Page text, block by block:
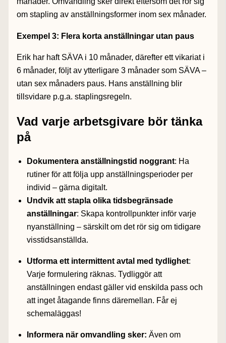
om stapling av anställningsformer inom sex månader.
Exempel 3: Flera korta anställningar utan paus
Erik har haft SÄVAi 10 månader, därefter ett vikariat i
6 månader, följt av ytterligare 3 månader som SÄVA–
utan sex månaders paus. Hans anställning blir
tillsvidare p.g.a. staplingsregeln.
Vad varje arbetsgivare bör tänka
på
Dokumentera anställningstid noggrant: Ha
rutiner för att följa upp anställningsperioder per
individ – gärna digitalt.
Undvik att stapla olika tidsbegränsade
anställningar: Skapa kontrollpunkter inför varje
nyanställning – särskilt om det rör sig om tidigare
visstidsanställda.
Utforma ett intermittent avtal med tydlighet:
Varje formulering räknas. Tydliggör att
anställningen endast gäller vid enskilda pass och
att inget åtagande finns däremellan. Får ej
schemaläggas!
Informera när omvandling sker: Även om